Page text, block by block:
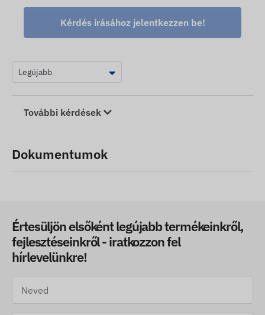
Kérdés írásához jelentkezzen be!
További kérdések
Dokumentumok
Értesüljön elsőként legújabb termékeinkről,
fejlesztéseinkről - iratkozzon fel
hírlevelünkre!